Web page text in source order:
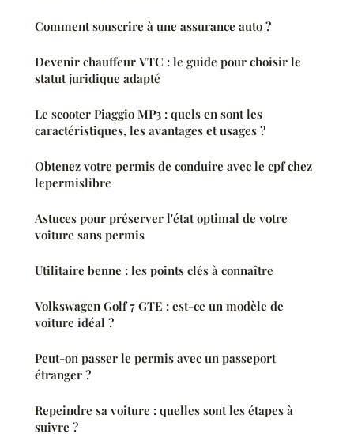
Comment souscrire à une assurance auto ?
Devenir chauffeur VTC : le guide pour choisir le
statut juridique adapté
Le scooter Piaggio MP3 : quels en sont les
caractéristiques, les avantages et usages ?
Obtenez votre permis de conduire avec le cpf chez
lepermislibre
Astuces pour préserver l'état optimal de votre
voiture sans permis
Utilitaire benne : les points clés à connaître
Volkswagen Golf 7 GTE : est-ce un modèle de
voiture idéal ?
Peut-on passer le permis avec un passeport
étranger ?
Repeindre sa voiture : quelles sont les étapes à
suivre ?